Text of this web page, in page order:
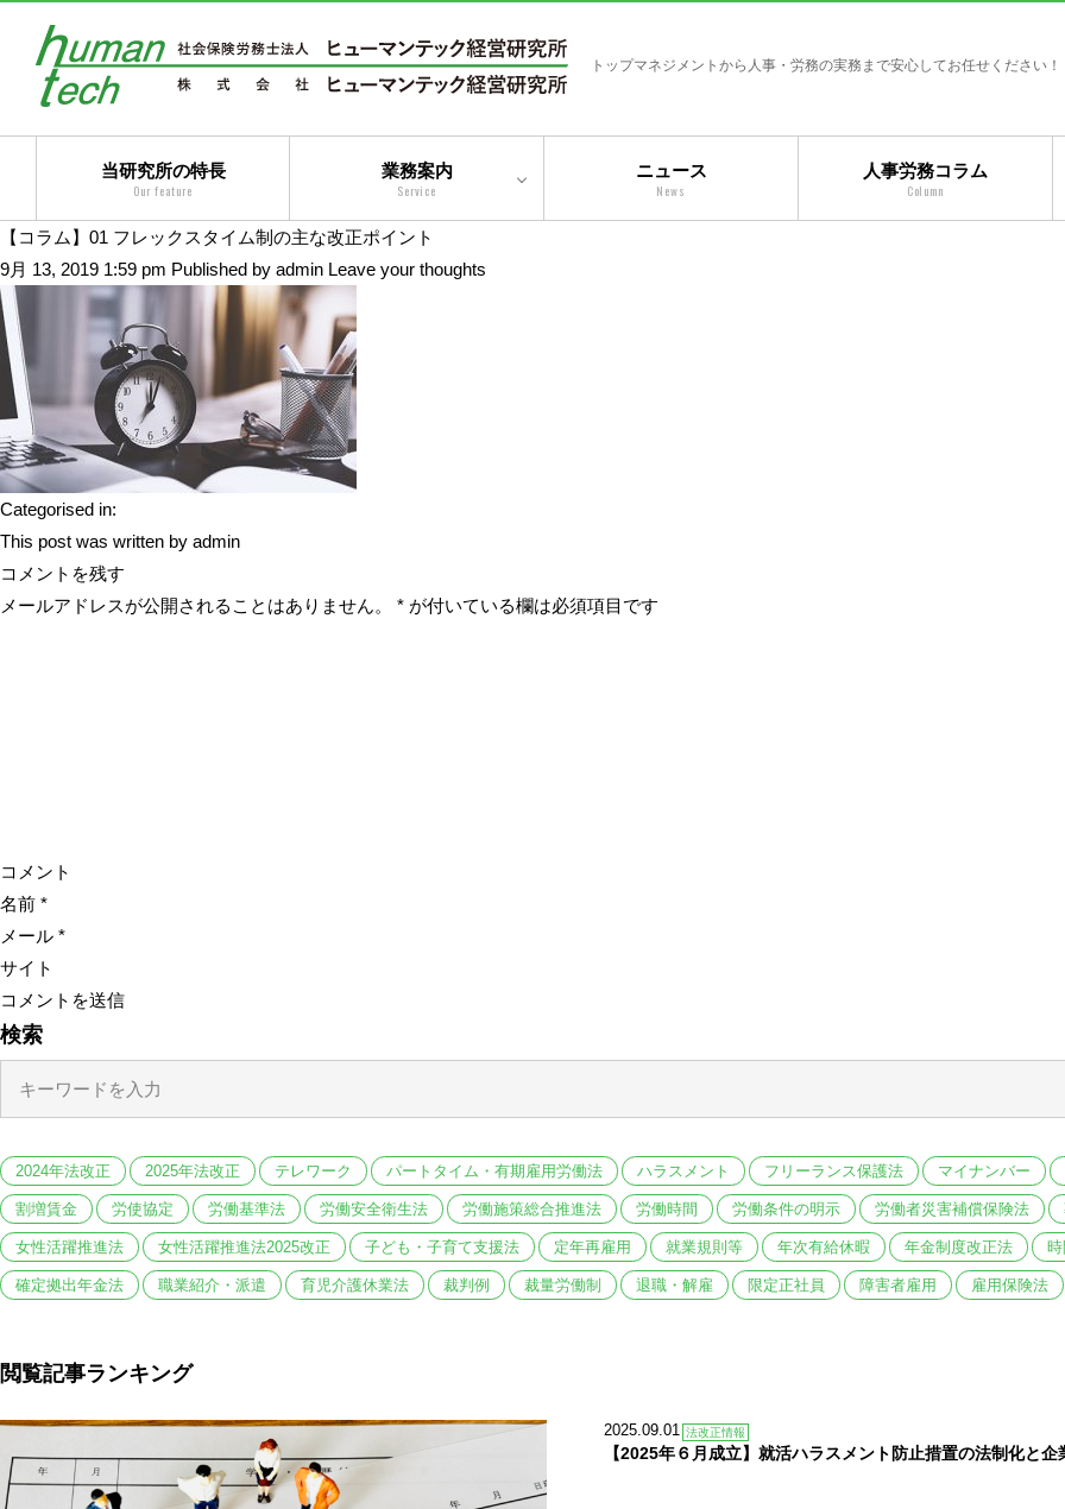
トップマネジメントから人事・労務の実務まで安心してお任せください！
当研究所の特長
Our feature
業務案内
Service
二法人体制によるトータ
ルサービス
コンサルティングサービ
ス
アウトソーシングサービ
ス
トータルサービス
ニュース
News
人事労務コラム
Column
【コラム】01 フレックスタイム制の主な改正ポイント
9月 13, 2019 1:59 pm Published by admin Leave your thoughts
Categorised in:
This post was written by admin
コメントを残す
メールアドレスが公開されることはありません。
* が付いている欄は必須項目です
コメント
名前 *
メール *
サイト
検索
2024年法改正 2025年法改正 テレワーク パートタイム・有期雇用労働法 ハラスメント フリーランス保護法 マイナンバー
割増賃金 労使協定 労働基準法 労働安全衛生法 労働施策総合推進法 労働時間 労働条件の明示 労働者災害補償保険法
女性活躍推進法 女性活躍推進法2025改正 子ども・子育て支援法 定年再雇用 就業規則等 年次有給休暇 年金制度改正法
確定拠出年金法 職業紹介・派遣 育児介護休業法 裁判例 裁量労働制 退職・解雇 限定正社員 障害者雇用 雇用保険法
閲覧記事ランキング
2025.09.01 法改正情報
【2025年６月成立】就活ハラスメント防止措置の法制化と企